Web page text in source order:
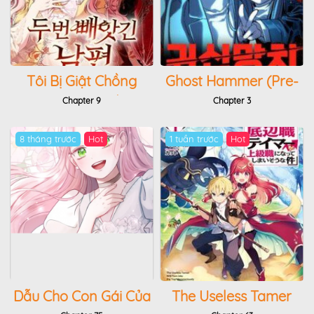
Tôi Bị Giật Chồng
Những Hai Lần
Chapter 9
Ghost Hammer (Pre-
Serialization)
Chapter 3
8 tháng trước Hot
Dẫu Cho Con Gái Của
1 tuần trước Hot
The Useless Tamer